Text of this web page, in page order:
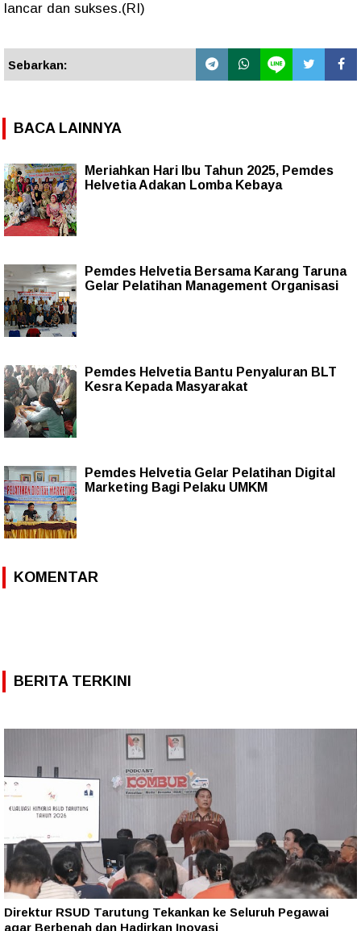
lancar dan sukses.(RI)
Sebarkan:
BACA LAINNYA
Meriahkan Hari Ibu Tahun 2025, Pemdes
Helvetia Adakan Lomba Kebaya
Pemdes Helvetia Bersama Karang Taruna
Gelar Pelatihan Management Organisasi
Pemdes Helvetia Bantu Penyaluran BLT
Kesra Kepada Masyarakat
Pemdes Helvetia Gelar Pelatihan Digital
Marketing Bagi Pelaku UMKM
KOMENTAR
BERITA TERKINI
Direktur RSUD Tarutung Tekankan ke Seluruh Pegawai
agar Berbenah dan Hadirkan Inovasi